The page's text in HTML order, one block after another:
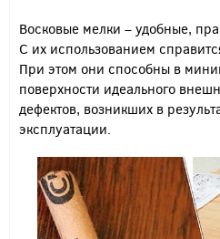
Восковые мелки – удобные,
С их использованием
При этом они способны в
поверхности идеального
дефектов, возникших в
эксплуатации.